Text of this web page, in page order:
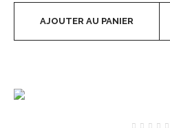
AJOUTER AU PANIER